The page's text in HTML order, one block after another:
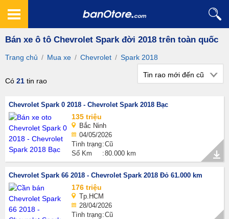
Bán xe ô tô Chevrolet Spark đời 2018 trên toàn quốc
Trang chủ / Mua xe / Chevrolet / Spark 2018
Có 21 tin rao
Tin rao mới đến cũ
Chevrolet Spark 0 2018 - Chevrolet Spark 2018 Bạc
135 triệu
Bắc Ninh
04/05/2026
Tình trạng Cũ
Số Km
80.000 km
Chevrolet Spark 66 2018 - Chevrolet Spark 2018 Đỏ 61.000 km
176 triệu
Tp.HCM
28/04/2026
Tình trạng Cũ